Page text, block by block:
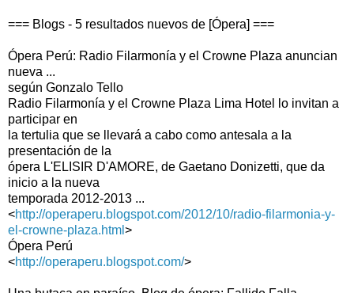
=== Blogs - 5 resultados nuevos de [Ópera] ===
Ópera Perú: Radio Filarmonía y el Crowne Plaza anuncian
nueva ...
según Gonzalo Tello
Radio Filarmonía y el Crowne Plaza Lima Hotel lo invitan a
participar en
la tertulia que se llevará a cabo como antesala a la
presentación de la
ópera L'ELISIR D'AMORE, de Gaetano Donizetti, que da
inicio a la nueva
temporada 2012-2013 ...
<http://operaperu.blogspot.com/2012/10/radio-filarmonia-y-
el-crowne-plaza.html >
Ópera Perú
<http://operaperu.blogspot.com/>